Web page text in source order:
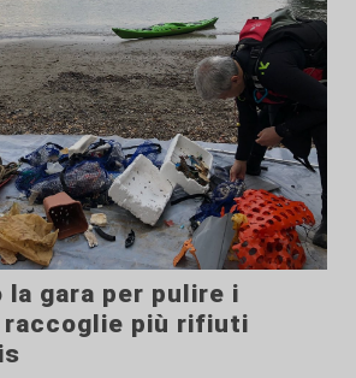
gara per pulire i
più rifiuti